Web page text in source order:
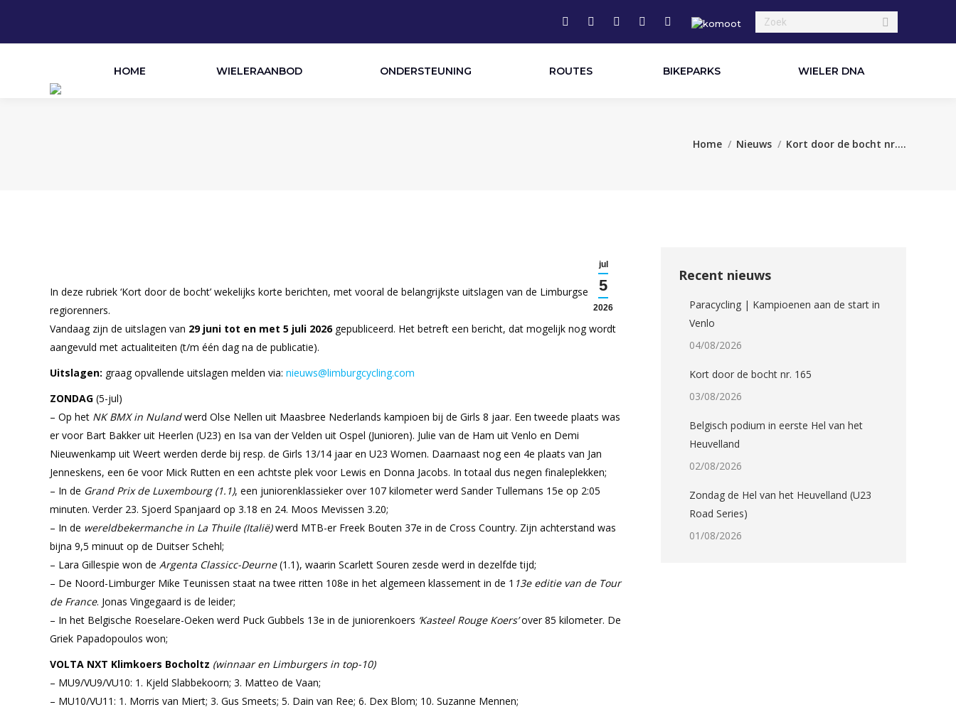
Facebook
opens
Instagram
opens
Linkedin
X
opens
YouTube
opens
Search:
HOME WIELERAANBOD ONDERSTEUNING ROUTES BIKEPARKS WIELER DNA
Je bent hier:
Home Nieuws Kort door de bocht nr.…
jul
5
2026
In deze rubriek ‘Kort door de bocht’ wekelijks korte berichten, met vooral de belangrijkste uitslagen van de Limburgse- en
regiorenners.
Vandaag zijn de uitslagen van 29 juni tot en met 5 juli 2026 gepubliceerd. Het betreft een bericht, dat mogelijk nog wordt
aangevuld met actualiteiten (t/m één dag na de publicatie).
Uitslagen: graag opvallende uitslagen melden via: nieuws@limburgcycling.com
ZONDAG (5-jul)
– Op het NK BMX in Nulandwerd Olse Nellen uit Maasbree Nederlands kampioen bij de Girls 8 jaar. Een tweede plaats was
er voor Bart Bakker uit Heerlen (U23) en Isa van der Velden uit Ospel (Junioren). Julie van de Ham uit Venlo en Demi
Nieuwenkamp uit Weert werden derde bij resp. de Girls 13/14 jaar en U23 Women. Daarnaast nog een 4e plaats van Jan
Jenneskens, een 6e voor Mick Rutten en een achtste plek voor Lewis en Donna Jacobs. In totaal dus negen finaleplekken;
– In de Grand Prix de Luxembourg (1.1), een juniorenklassieker over 107 kilometer werd Sander Tullemans 15e op 2:05
minuten. Verder 23. Sjoerd Spanjaard op 3.18 en 24. Moos Mevissen 3.20;
– In de wereldbekermanche in La Thuile (Italië)werd MTB-er Freek Bouten 37e in de Cross Country. Zijn achterstand was
bijna 9,5 minuut op de Duitser Schehl;
– Lara Gillespie won de Argenta Classicc-Deurne(1.1), waarin Scarlett Souren zesde werd in dezelfde tijd;
– De Noord-Limburger Mike Teunissen staat na twee ritten 108e in het algemeen klassement in de 1 13e editie van de Tour
de France. Jonas Vingegaard is de leider;
– In het Belgische Roeselare-Oeken werd Puck Gubbels 13e in de juniorenkoers ‘Kasteel Rouge Koers’over 85 kilometer. De
Griek Papadopoulos won;
VOLTA NXT Klimkoers Bocholtz (winnaar en Limburgers in top-10)
– MU9/VU9/VU10: 1. Kjeld Slabbekoorn; 3. Matteo de Vaan;
– MU10/VU11: 1. Morris van Miert; 3. Gus Smeets; 5. Dain van Ree; 6. Dex Blom; 10. Suzanne Mennen;
Recent nieuws
Paracycling | Kampioenen aan de start in
Venlo
04/08/2026
Kort door de bocht nr. 165
03/08/2026
Belgisch podium in eerste Hel van het
Heuvelland
02/08/2026
Zondag de Hel van het Heuvelland (U23
Road Series)
01/08/2026